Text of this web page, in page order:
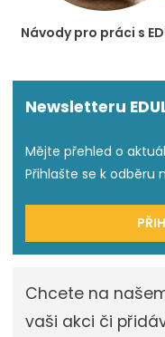
Návody pro práci s
Newsletteru
Mějte přehled o
Přihlašte se k odběru
Chcete na
vaši akci či